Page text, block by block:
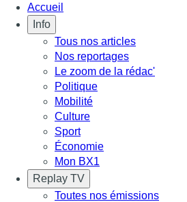
Accueil
Info
Tous nos articles
Nos reportages
Le zoom de la rédac'
Politique
Mobilité
Culture
Sport
Économie
Mon BX1
Replay TV
Toutes nos émissions